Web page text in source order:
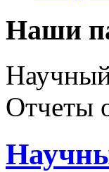
Наши
Отчеты